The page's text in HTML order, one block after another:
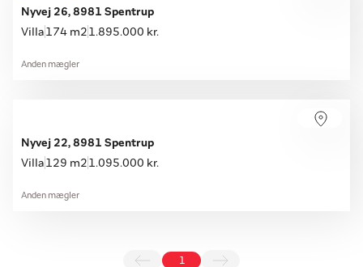
Nyvej 26, 8981 Spentrup
Villa 174 m2 1.895.000 kr.
Anden mægler
Nyvej 22, 8981 Spentrup
Villa 129 m2 1.095.000 kr.
Anden mægler